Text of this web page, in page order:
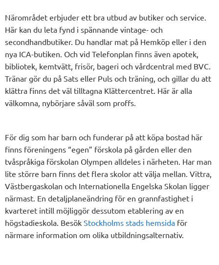
Närområdet erbjuder ett bra utbud av butiker och service.
Här kan du leta fynd i spännande vintage- och
secondhandbutiker. Du handlar mat på Hemköp eller i den
nya ICA-butiken. Och vid Telefonplan finns även apotek,
bibliotek, kemtvätt, frisör, bageri och vårdcentral med BVC.
Tränar gör du på Sats eller Puls och träning, och gillar du att
klättra finns det väl tilltagna Klättercentret. Här är alla
välkomna, nybörjare såväl som proffs.
För dig som har barn och funderar på att köpa bostad här
finns föreningens “egen” förskola på gården eller den
tvåspråkiga förskolan Olympen alldeles i närheten. Har man
lite större barn finns det flera skolor att välja mellan. Vittra,
Västbergaskolan och Internationella Engelska Skolan ligger
närmast. En detaljplaneändring för en grannfastighet i
kvarteret intill möjliggör dessutom etablering av en
högstadieskola. Besök Stockholms stads hemsida för
närmare information om olika utbildningsalternativ.